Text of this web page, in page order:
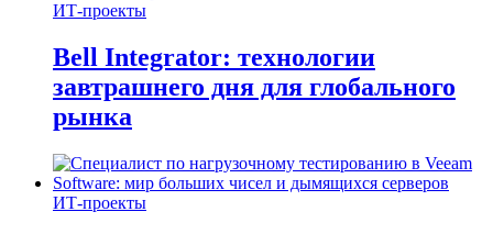
ИТ-проекты
Bell Integrator: технологии
завтрашнего дня для глобального
рынка
ИТ-проекты